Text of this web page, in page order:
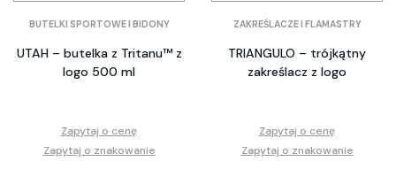
BUTELKI SPORTOWE I BIDONY
UTAH – butelka z Tritanu™ z
logo 500 ml
Zapytaj o cenę
Zapytaj o znakowanie
ZAKREŚLACZE I FLAMASTRY
TRIANGULO – trójkątny
zakreślacz z logo
Zapytaj o cenę
Zapytaj o znakowanie